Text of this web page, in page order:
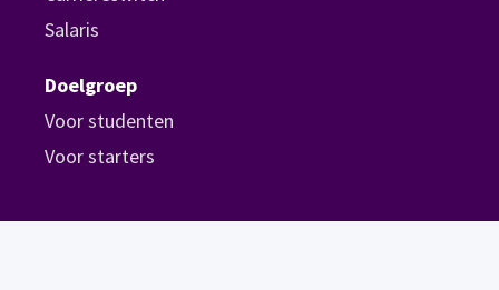
Salaris
Doelgroep
Voor studenten
Voor starters